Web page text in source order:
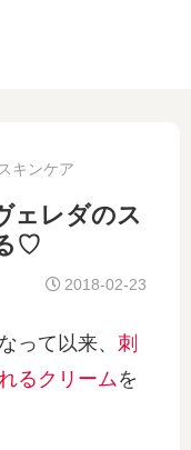
スキンケア
ェレダのス
♡
2018-02-23
って以来、 刺
るクリームを